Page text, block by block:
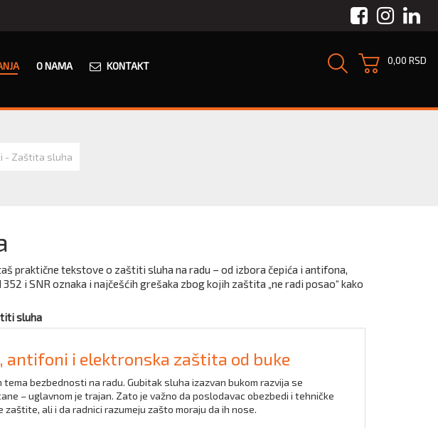
Facebook
O NAMA KONTAKT 0,00 RSD
- Zaštita sluha
praktične tekstove o zaštiti sluha na radu – od izbora čepića i antifona,
i SNR oznaka i najčešćih grešaka zbog kojih zaštita „ne radi posao“ kako
sluha
antifoni i elektronska zaštita od buke
bezbednosti na radu. Gubitak sluha izazvan bukom razvija se
– uglavnom je trajan. Zato je važno da poslodavac obezbedi i tehničke
ali i da radnici razumeju zašto moraju da ih nose.